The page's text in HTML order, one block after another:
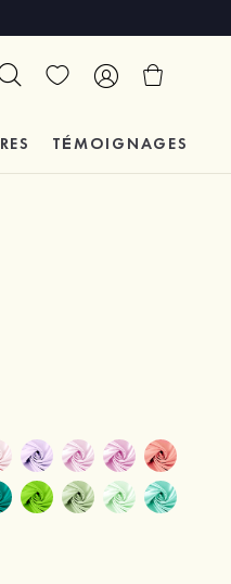
TÉMOIGNAGES